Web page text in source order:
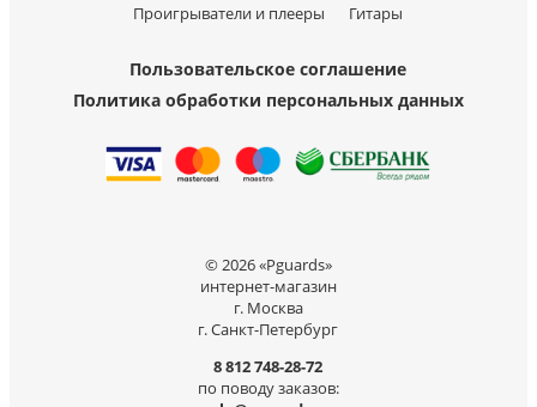
Проигрыватели и плееры
Гитары
Пользовательское соглашение
Политика обработки персональных данных
© 2026 «Pguards»
интернет-магазин
г. Москва
г. Санкт-Петербург
8 812 748-28-72
по поводу заказов: